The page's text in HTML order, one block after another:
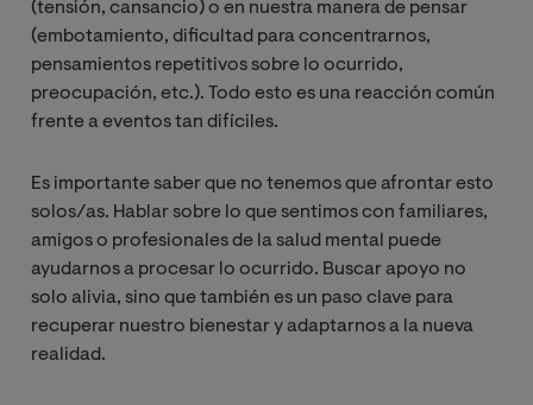
(tensión, cansancio) o en nuestra manera de pensar
(embotamiento, dificultad para concentrarnos,
pensamientos repetitivos sobre lo ocurrido,
preocupación, etc.). Todo esto es una reacción común
frente a eventos tan difíciles.
Es importante saber que no tenemos que afrontar esto
solos/as. Hablar sobre lo que sentimos con familiares,
amigos o profesionales de la salud mental puede
ayudarnos a procesar lo ocurrido. Buscar apoyo no
solo alivia, sino que también es un paso clave para
recuperar nuestro bienestar y adaptarnos a la nueva
realidad.